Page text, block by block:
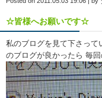
☆皆様へお願いです☆
私のブログを見て下さって
のブログが良かったら 毎